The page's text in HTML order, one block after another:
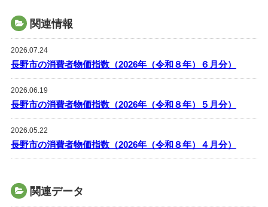
関連情報
2026.07.24
長野市の消費者物価指数（2026年（令和８年）６月分）
2026.06.19
長野市の消費者物価指数（2026年（令和８年）５月分）
2026.05.22
長野市の消費者物価指数（2026年（令和８年）４月分）
関連データ